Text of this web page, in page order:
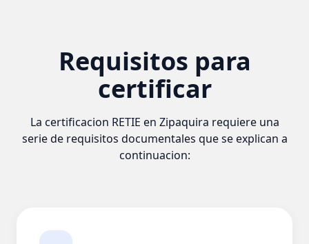
Requisitos para
certificar
La certificacion RETIE en Zipaquira requiere una
serie de requisitos documentales que se explican a
continuacion: